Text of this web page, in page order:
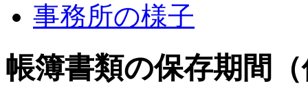
事務所の様子
帳簿書類の保存期間